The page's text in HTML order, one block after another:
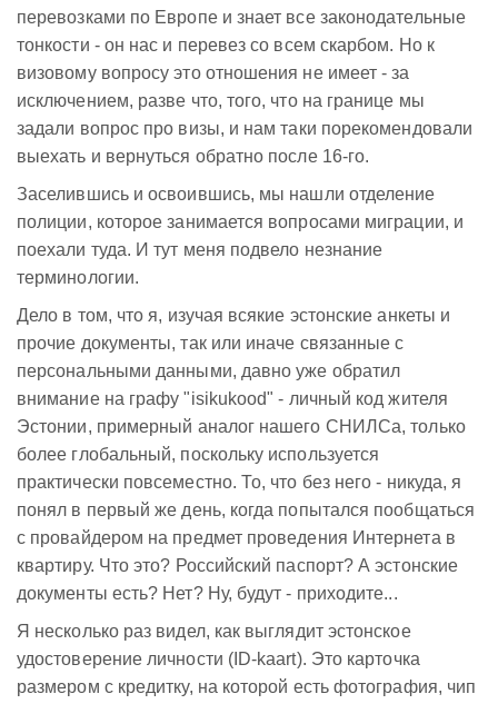
перевозками по Европе и знает все законодательные
тонкости - он нас и перевез со всем скарбом. Но к
визовому вопросу это отношения не имеет - за
исключением, разве что, того, что на границе мы
задали вопрос про визы, и нам таки порекомендовали
выехать и вернуться обратно после 16-го.
Заселившись и освоившись, мы нашли отделение
полиции, которое занимается вопросами миграции, и
поехали туда. И тут меня подвело незнание
терминологии.
Дело в том, что я, изучая всякие эстонские анкеты и
прочие документы, так или иначе связанные с
персональными данными, давно уже обратил
внимание на графу "isikukood" - личный код жителя
Эстонии, примерный аналог нашего СНИЛСа, только
более глобальный, поскольку используется
практически повсеместно. То, что без него - никуда, я
понял в первый же день, когда попытался пообщаться
с провайдером на предмет проведения Интернета в
квартиру. Что это? Российский паспорт? А эстонские
документы есть? Нет? Ну, будут - приходите...
Я несколько раз видел, как выглядит эстонское
удостоверение личности (ID-kaart). Это карточка
размером с кредитку, на которой есть фотография, чип